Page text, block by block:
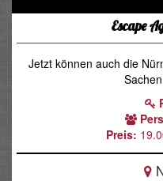
Escape
Jetzt können auch die
Preis: